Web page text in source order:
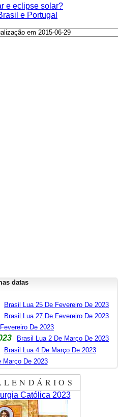
e eclipse solar?
e Portugal
em 2015-06-29
datas
Brasil Lua 25 De Fevereiro De 2023
Brasil Lua 27 De Fevereiro De 2023
De 2023
Brasil Lua 2 De Março De 2023
Brasil Lua 4 De Março De 2023
Março De 2023
Católica 2023